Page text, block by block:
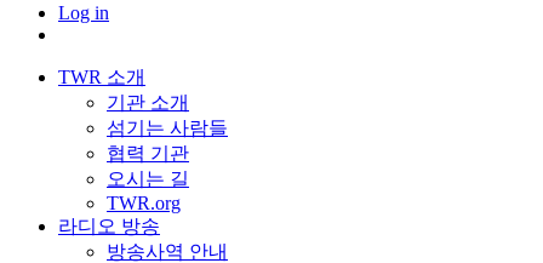
Log in
TWR 소개
기관 소개
섬기는 사람들
협력 기관
오시는 길
TWR.org
라디오 방송
방송사역 안내